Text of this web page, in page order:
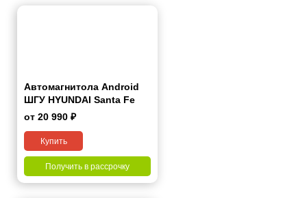
Автомагнитола Android
ШГУ HYUNDAI Santa Fe
2006-2012 9"
от 20 990 ₽
Купить
Получить в рассрочку